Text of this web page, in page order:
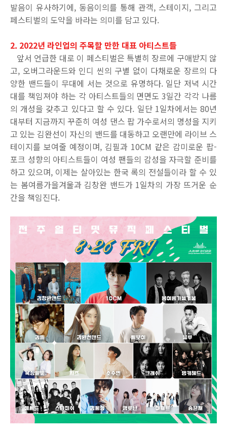
발음이 유사하기에, 동음이의를 통해 관객, 스테이지, 그리고
페스티벌의 도약을 바라는 의미를 담고 있다.
2. 2022년 라인업의 주목할 만한 대표 아티스트들
앞서 언급한 대로 이 페스티벌은 특별히 장르에 구애받지 않
고, 오버그라운드와 인디 씬의 구별 없이 다채로운 장르의 다
양한 밴드들이 무대에 서는 것으로 유명하다. 일단 저녁 시간
대를 책임져야 하는 각 아티스트들의 면면도3일간 각각 나름
의 개성을 갖추고 있다고 할 수 있다. 일단 1일차에서는80년
대부터 지금까지 꾸준히 여성 댄스 팝 가수로서의 명성을 지키
고 있는 김완선이 자신의 밴드를 대동하고 오랜만에 라이브 스
테이지를 보여줄 예정이며, 김필과 10CM 같은 감미로운 팝-
포크 성향의 아티스트들이 여성 팬들의 감성을 자극할 준비를
하고 있으며, 이제는 살아있는 한국 록의 전설들이라 할 수 있
는 봄여름가을겨울과 김창완 밴드가 1일차의 가장 뜨거운 순
간을 책임진다.